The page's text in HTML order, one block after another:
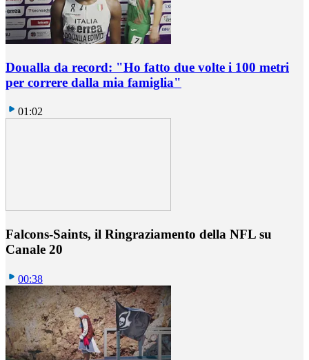
Doualla da record: "Ho fatto due volte i 100 metri
per correre dalla mia famiglia"
01:02
Falcons-Saints, il Ringraziamento della NFL su
Canale 20
00:38